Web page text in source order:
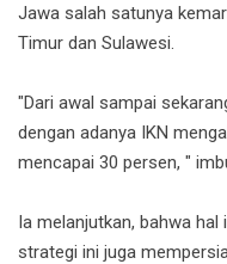
Jawa salah satunya
Timur dan Sulawesi.
"Dari awal sampai
dengan adanya IKN
mencapai 30 persen, "
Ia melanjutkan, bahwa
strategi ini juga